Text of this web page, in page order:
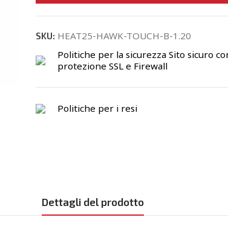
SKU: HEAT25-HAWK-TOUCH-B-1.20
Politiche per la sicurezza Sito sicuro
protezione SSL e Firewall
Politiche per i resi
Dettagli del prodotto